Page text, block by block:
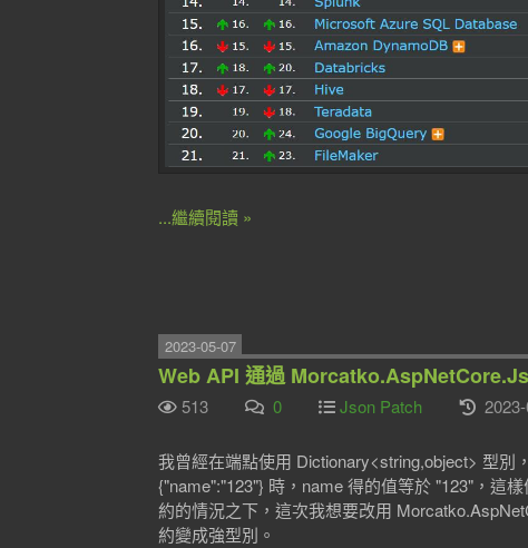
...繼續閱讀 »
2023-05-07
Web API 通過
513 0 Json Patch
我曾經在端點使用 Dictionary<string,object> 型別
{"name":"123"} 時，name 得的值等於 "123"，這
約的情況之下，這次我想要改用
約變成強型別。